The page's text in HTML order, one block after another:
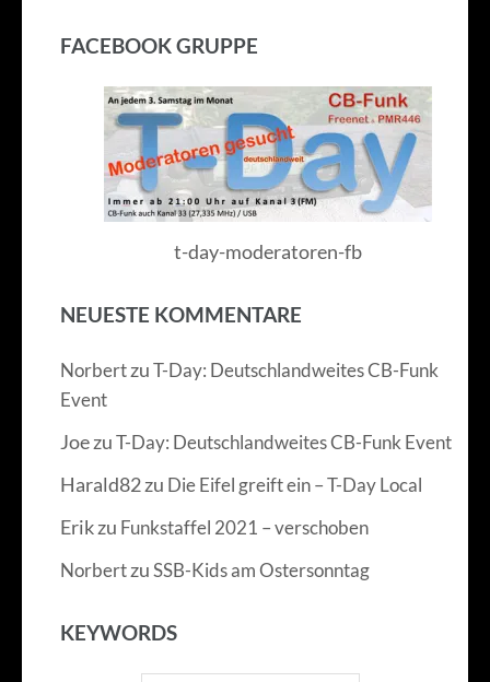
FACEBOOK GRUPPE
t-day-moderatoren-fb
NEUESTE KOMMENTARE
NorbertzuT-Day: Deutschlandweites CB-Funk
Event
JoezuT-Day: Deutschlandweites CB-Funk Event
Harald82zu Die Eifel greift ein – T-Day Local
Erikzu Funkstaffel 2021 – verschoben
NorbertzuSSB-Kids am Ostersonntag
KEYWORDS